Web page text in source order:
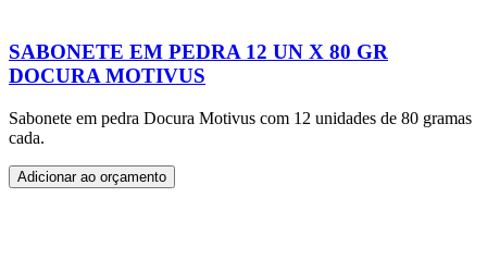
SABONETE EM PEDRA 12 UN X 80 GR
DOCURA MOTIVUS
Sabonete em pedra Docura Motivus com 12 unidades de 80 gramas
cada.
Adicionar ao orçamento